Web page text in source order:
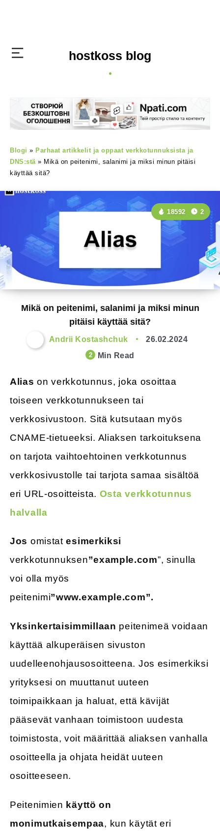
hostkoss blog
Blogi » Parhaat artikkelit ja oppaat verkkotunnuksista ja
DNS:stä » Mikä on peitenimi, salanimi ja miksi minun pitäisi
käyttää sitä?
Mikä on peitenimi, salanimi ja miksi minun
pitäisi käyttää sitä?
18592 2
Andrii Kostashchuk 26.02.2024
2 Min Read
Aliason verkkotunnus, joka osoittaa
toiseen verkkotunnukseen tai
verkkosivustoon. Sitä kutsutaan myös
CNAME-tietueeksi. Aliaksen tarkoituksena
on tarjota vaihtoehtoinen verkkotunnus
verkkosivustolle tai tarjota samaa sisältöä
eri URL-osoitteista. Osta verkkotunnus
halvalla
Jos omistatesimerkiksi
verkkotunnuksen”example.com”, sinulla
voi olla myös
peitenimi”www.example.com”.
Yksinkertaisimmillaan peitenimeä voidaan
käyttää alkuperäisen sivuston
uudelleenohjausosoitteena. Jos esimerkiksi
yrityksesi on muuttanut uuteen
toimipaikkaan ja haluat, että kävijät
pääsevät vanhaan toimistoon uudesta
toimistosta, voit määrittää aliaksen vanhalla
osoitteella ja ohjata heidät uuteen
osoitteeseen.
Peitenimien käyttö on
monimutkaisempaa, kun käytät eri